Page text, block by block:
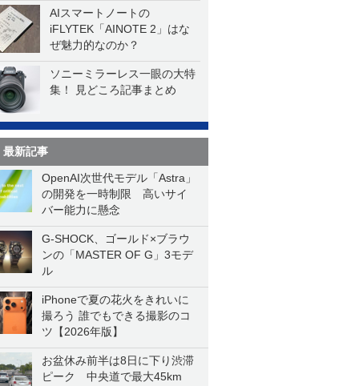
AIスマートノートの
iFLYTEK「AINOTE 2」はな
ぜ魅力的なのか？
ソニーミラーレス一眼の大特
集！ 見どころ記事まとめ
最新記事
OpenAI次世代モデル「Astra」
の開発を一時制限 高いサイ
バー能力に懸念
G-SHOCK、ゴールド×ブラウ
ンの「MASTER OF G」3モデ
ル
iPhoneで夏の花火をきれいに
撮ろう 誰でもできる撮影のコ
ツ【2026年版】
お盆休み前半は8日に下り渋滞
ピーク 中央道で最大45km